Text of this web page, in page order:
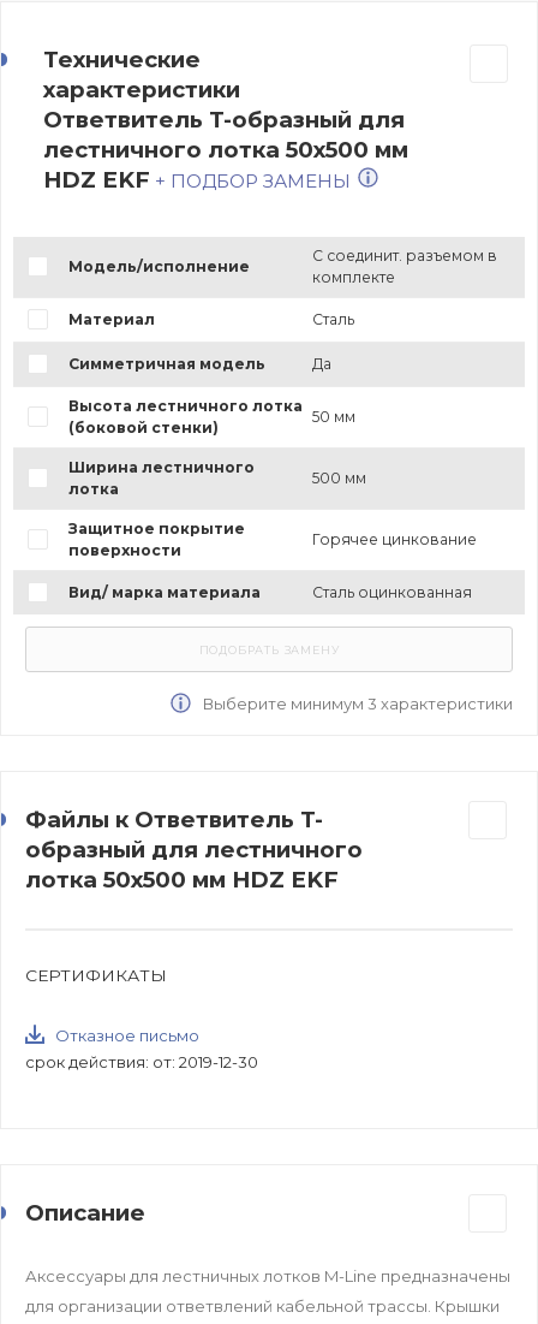
Технические
характеристики
Ответвитель T-образный для
лестничного лотка 50х500 мм
HDZ EKF + ПОДБОР ЗАМЕНЫ
Модель/исполнение
С соединит. разъемом в
комплекте
Материал Сталь
Симметричная модель Да
Высота лестничного лотка
(боковой стенки)
50 мм
Ширина лестничного
лотка
500 мм
Защитное покрытие
поверхности
Горячее цинкование
Вид/ марка материала Сталь оцинкованная
Выберите минимум 3 характеристики
Файлы к Ответвитель T-
образный для лестничного
лотка 50х500 мм HDZ EKF
СЕРТИФИКАТЫ
Отказное письмо
срок действия: от: 2019-12-30
Описание
Аксессуары для лестничных лотков M-Line предназначены
для организации ответвлений кабельной трассы. Крышки